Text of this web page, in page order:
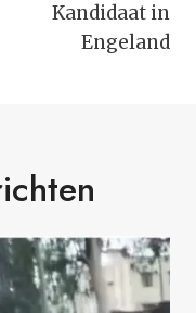
Kandidaat in
Engeland